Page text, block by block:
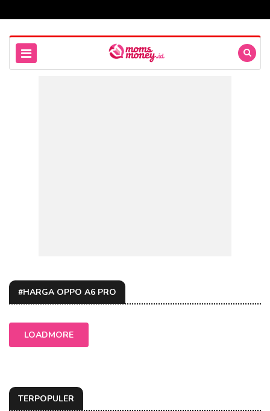
#HARGA OPPO A6 PRO
LOADMORE
TERPOPULER